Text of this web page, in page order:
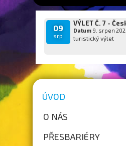
09
srp
VÝLET Č. 7 -
Datum9. srpen
turistický výlet
ÚVOD
O NÁS
PŘESBARIÉRY